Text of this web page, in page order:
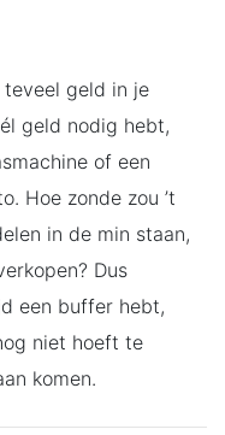
geld in je
geld nodig hebt,
of een
Hoe zonde zou ’t
in de min staan,
Dus
een buffer hebt,
niet hoeft te
komen.